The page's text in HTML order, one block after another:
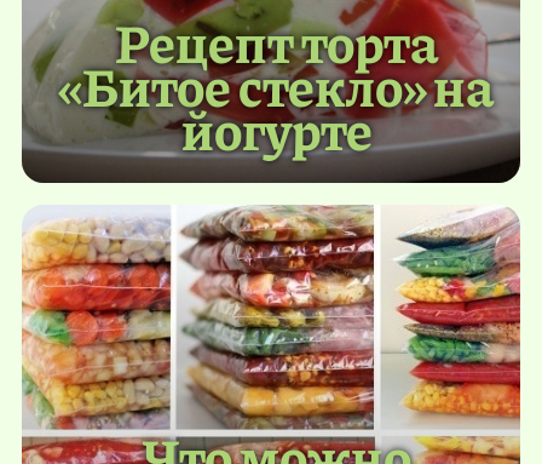
Рецепт торта
«Битое стекло» на
йогурте